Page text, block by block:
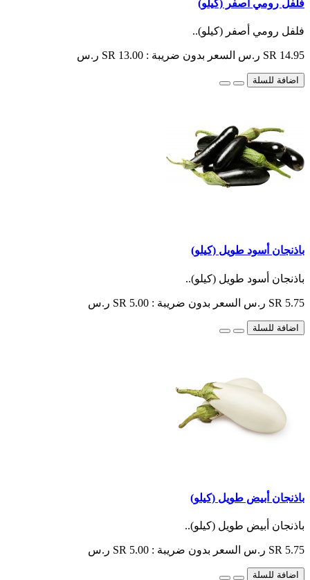
فلفل رومي أصفر (كيلو)
فلفل رومي أصفر (كيلو)..
SR 14.95 ر.س السعر بدون ضريبة : SR 13.00 ر.س
اضافة للسلة
باذنجان أسود طويل (كيلو)
باذنجان أسود طويل (كيلو)..
SR 5.75 ر.س السعر بدون ضريبة : SR 5.00 ر.س
اضافة للسلة
باذنجان أبيض طويل (كيلو)
باذنجان أبيض طويل (كيلو)..
SR 5.75 ر.س السعر بدون ضريبة : SR 5.00 ر.س
اضافة للسلة